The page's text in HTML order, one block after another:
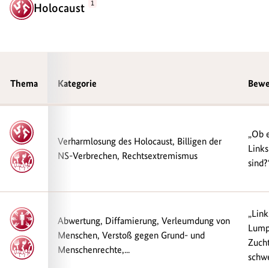
Holocaust 1
Thema Kategorie
Thema
Verharmlosung des Holocaust, Billigen der
NS-Verbrechen, Rechtsextremismus
„Ob
Abwertung, Diffamierung, Verleumdung von
Menschen, Verstoß gegen Grund- und
Menschenrechte,...